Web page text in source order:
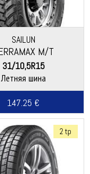
SAILUN
M/T
31/10,5R15
Летняя шина
147.25 €
2 tp